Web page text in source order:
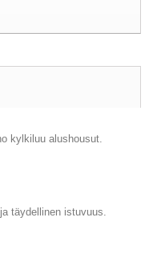
kylkiluu alushousut.
täydellinen istuvuus.